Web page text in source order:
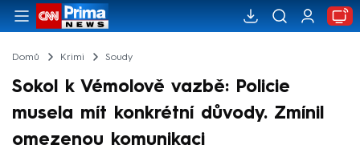
Domů Krimi Soudy
Sokol k Vémolově vazbě: Policie
musela mít konkrétní důvody. Zmínil
omezenou komunikaci